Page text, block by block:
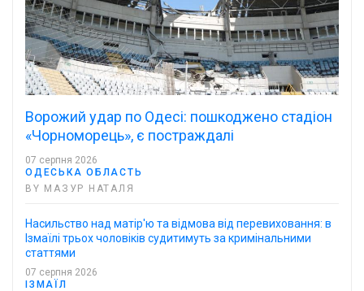
Ворожий удар по Одесі: пошкоджено стадіон
«Чорноморець», є постраждалі
07 серпня 2026
ОДЕСЬКА ОБЛАСТЬ
BY МАЗУР НАТАЛЯ
Насильство над матір'ю та відмова від перевиховання: в
Ізмаїлі трьох чоловіків судитимуть за кримінальними
статтями
07 серпня 2026
ІЗМАЇЛ